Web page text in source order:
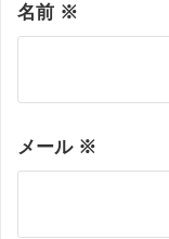
名前 ※
メール ※